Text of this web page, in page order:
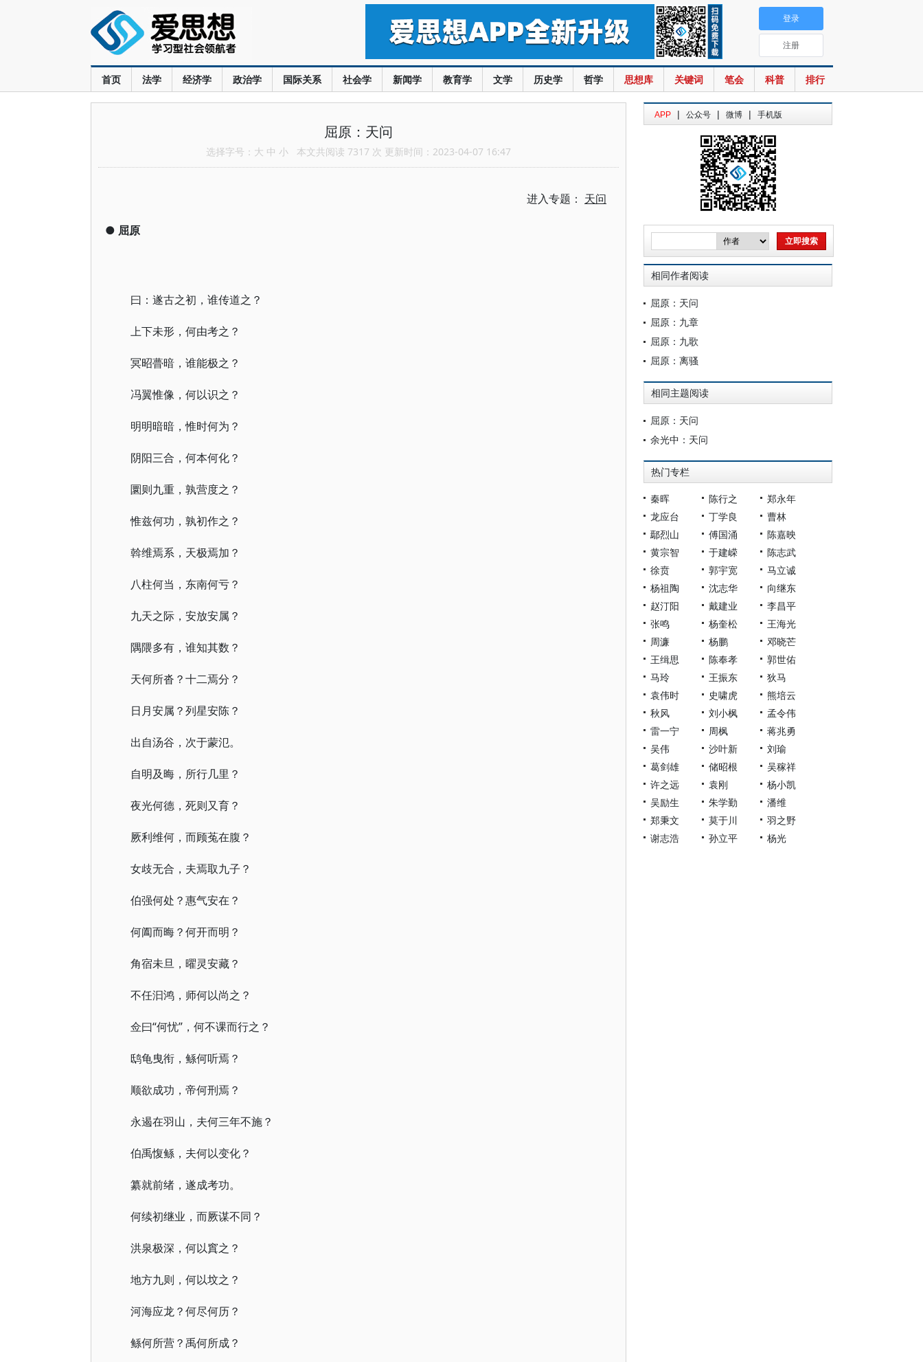
首页 法学 经济学 政治学 国际关系 社会学 新闻学 教育学 文学 历史学 哲学 思想库 关键词 笔会 科普 排行
登录
注册
屈原：天问
选择字号： 大 中 小 本文共阅读 7317 次 更新时间：2023-04-07 16:47
进入专题： 天问
● 屈原
曰：遂古之初，谁传道之？
上下未形，何由考之？
冥昭瞢暗，谁能极之？
冯翼惟像，何以识之？
明明暗暗，惟时何为？
阴阳三合，何本何化？
圜则九重，孰营度之？
惟兹何功，孰初作之？
斡维焉系，天极焉加？
八柱何当，东南何亏？
九天之际，安放安属？
隅隈多有，谁知其数？
天何所沓？十二焉分？
日月安属？列星安陈？
出自汤谷，次于蒙氾。
自明及晦，所行几里？
夜光何德，死则又育？
厥利维何，而顾菟在腹？
女歧无合，夫焉取九子？
伯强何处？惠气安在？
何阖而晦？何开而明？
角宿未旦，曜灵安藏？
不任汩鸿，师何以尚之？
佥曰“何忧”，何不课而行之？
鸱龟曳衔，鲧何听焉？
顺欲成功，帝何刑焉？
永遏在羽山，夫何三年不施？
伯禹愎鲧，夫何以变化？
纂就前绪，遂成考功。
何续初继业，而厥谋不同？
洪泉极深，何以窴之？
地方九则，何以坟之？
河海应龙？何尽何历？
鲧何所营？禹何所成？
APP | 公众号 | 微博 | 手机版
相同作者阅读
屈原：天问
屈原：九章
屈原：九歌
屈原：离骚
相同主题阅读
屈原：天问
余光中：天问
热门专栏
秦晖 陈行之
郑永年
龙应台
丁学良
曹林
鄢烈山
傅国涌
陈嘉映
黄宗智
于建嵘
陈志武
徐贲
郭宇宽
马立诚
杨祖陶
沈志华
向继东
赵汀阳
戴建业
李昌平
张鸣
杨奎松
王海光
周濂
杨鹏
邓晓芒
王缉思
陈奉孝
郭世佑
马玲
王振东
狄马
袁伟时
史啸虎
熊培云
秋风
刘小枫
孟令伟
雷一宁
周枫
蒋兆勇
吴伟
沙叶新
刘瑜
葛剑雄
储昭根
吴稼祥
许之远
袁刚
杨小凯
吴励生
朱学勤
潘维
郑秉文
莫于川
羽之野
谢志浩
孙立平 杨光